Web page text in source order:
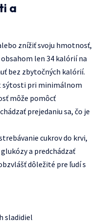
a
znížiť svoju hmotnosť,
len 34 kalórií na
bez zbytočných kalórií.
sýtosti pri minimálnom
môže pomôcť
prejedaniu sa, čo je
cukrov do krvi,
a predchádzať
dôležité pre ľudí s
sladidiel